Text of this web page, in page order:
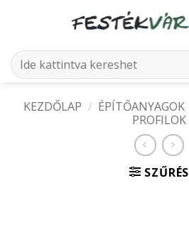
Keresés
a
KEZDŐLAP / ÉPÍTŐANYAGOK
PROFILOK
SZŰRÉS